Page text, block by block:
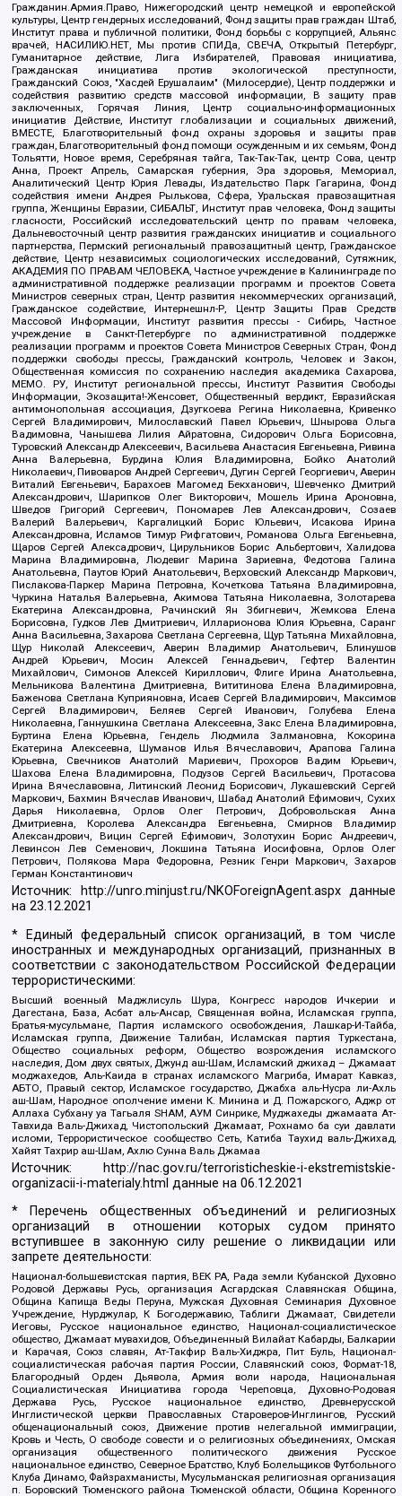
Гражданин.Армия.Право, Нижегородский центр немецкой и европейской
культуры, Центр гендерных исследований, Фонд защиты прав граждан Штаб,
Институт права и публичной политики, Фонд борьбы с коррупцией, Альянс
врачей, НАСИЛИЮ.НЕТ, Мы против СПИДа, СВЕЧА, Открытый Петербург,
Гуманитарное действие, Лига Избирателей, Правовая инициатива,
Гражданская инициатива против экологической преступности,
Гражданский Союз, "Хасдей Ерушалаим" (Милосердие), Центр поддержки и
содействия развитию средств массовой информации, В защиту прав
заключенных, Горячая Линия, Центр социально-информационных
инициатив Действие, Институт глобализации и социальных движений,
ВМЕСТЕ, Благотворительный фонд охраны здоровья и защиты прав
граждан, Благотворительный фонд помощи осужденным и их семьям, Фонд
Тольятти, Новое время, Серебряная тайга, Так-Так-Так, центр Сова, центр
Анна, Проект Апрель, Самарская губерния, Эра здоровья, Мемориал,
Аналитический Центр Юрия Левады, Издательство Парк Гагарина, Фонд
содействия имени Андрея Рылькова, Сфера, Уральская правозащитная
группа, Женщины Евразии, СИБАЛЬТ, Институт прав человека, Фонд защиты
гласности, Российский исследовательский центр по правам человека,
Дальневосточный центр развития гражданских инициатив и социального
партнерства, Пермский региональный правозащитный центр, Гражданское
действие, Центр независимых социологических исследований, Сутяжник,
АКАДЕМИЯ ПО ПРАВАМ ЧЕЛОВЕКА, Частное учреждение в Калининграде по
административной поддержке реализации программ и проектов Совета
Министров северных стран, Центр развития некоммерческих организаций,
Гражданское содействие, Интернешнл-Р, Центр Защиты Прав Средств
Массовой Информации, Институт развития прессы - Сибирь, Частное
учреждение в Санкт-Петербурге по административной поддержке
реализации программ и проектов Совета Министров Северных Стран, Фонд
поддержки свободы прессы, Гражданский контроль, Человек и Закон,
Общественная комиссия по сохранению наследия академика Сахарова,
МЕМО. РУ, Институт региональной прессы, Институт Развития Свободы
Информации, Экозащита!-Женсовет, Общественный вердикт, Евразийская
антимонопольная ассоциация, Дзугкоева Регина Николаевна, Кривенко
Сергей Владимирович, Милославский Павел Юрьевич, Шнырова Ольга
Вадимовна, Чанышева Лилия Айратовна, Сидорович Ольга Борисовна,
Туровский Александр Алексеевич, Васильева Анастасия Евгеньевна, Ривина
Анна Валерьевна, Бурдина Юлия Владимировна, Бойко Анатолий
Николаевич, Пивоваров Андрей Сергеевич, Дугин Сергей Георгиевич, Аверин
Виталий Евгеньевич, Барахоев Магомед Бекханович, Шевченко Дмитрий
Александрович, Шарипков Олег Викторович, Мошель Ирина Ароновна,
Шведов Григорий Сергеевич, Пономарев Лев Александрович, Созаев
Валерий Валерьевич, Каргалицкий Борис Юльевич, Исакова Ирина
Александровна, Исламов Тимур Рифгатович, Романова Ольга Евгеньевна,
Щаров Сергей Алексадрович, Цирульников Борис Альбертович, Халидова
Марина Владимировна, Людевиг Марина Зариевна, Федотова Галина
Анатольевна, Паутов Юрий Анатольевич, Верховский Александр Маркович,
Пислакова-Паркер Марина Петровна, Кочеткова Татьяна Владимировна,
Чуркина Наталья Валерьевна, Акимова Татьяна Николаевна, Золотарева
Екатерина Александровна, Рачинский Ян Збигневич, Жемкова Елена
Борисовна, Гудков Лев Дмитриевич, Илларионова Юлия Юрьевна, Саранг
Анна Васильевна, Захарова Светлана Сергеевна, Щур Татьяна Михайловна,
Щур Николай Алексеевич, Аверин Владимир Анатольевич, Блинушов
Андрей Юрьевич, Мосин Алексей Геннадьевич, Гефтер Валентин
Михайлович, Симонов Алексей Кириллович, Флиге Ирина Анатольевна,
Мельникова Валентина Дмитриевна, Вититинова Елена Владимировна,
Баженова Светлана Куприяновна, Исаев Сергей Владимирович, Максимов
Сергей Владимирович, Беляев Сергей Иванович, Голубева Елена
Николаевна, Ганнушкина Светлана Алексеевна, Закс Елена Владимировна,
Буртина Елена Юрьевна, Гендель Людмила Залмановна, Кокорина
Екатерина Алексеевна, Шуманов Илья Вячеславович, Арапова Галина
Юрьевна, Свечников Анатолий Мариевич, Прохоров Вадим Юрьевич,
Шахова Елена Владимировна, Подузов Сергей Васильевич, Протасова
Ирина Вячеславовна, Литинский Леонид Борисович, Лукашевский Сергей
Маркович, Бахмин Вячеслав Иванович, Шабад Анатолий Ефимович, Сухих
Дарья Николаевна, Орлов Олег Петрович, Добровольская Анна
Дмитриевна, Королева Александра Евгеньевна, Смирнов Владимир
Александрович, Вицин Сергей Ефимович, Золотухин Борис Андреевич,
Левинсон Лев Семенович, Локшина Татьяна Иосифовна, Орлов Олег
Петрович, Полякова Мара Федоровна, Резник Генри Маркович, Захаров
Герман Константинович
Источник: http://unro.minjust.ru/NKOForeignAgent.aspxданные
на23.12.2021
* Единый федеральный список организаций, в том числе
иностранных и международных организаций, признанных в
соответствии с законодательством Российской Федерации
террористическими:
Высший военный Маджлисуль Шура, Конгресс народов Ичкерии и
Дагестана, База, Асбат аль-Ансар, Священная война, Исламская группа,
Братья-мусульмане, Партия исламского освобождения, Лашкар-И-Тайба,
Исламская группа, Движение Талибан, Исламская партия Туркестана,
Общество социальных реформ, Общество возрождения исламского
наследия, Дом двух святых, Джунд аш-Шам, Исламский джихад – Джамаат
моджахедов, Аль-Каида в странах исламского Магриба, Имарат Кавказ,
АБТО, Правый сектор, Исламское государство, Джабха аль-Нусра ли-Ахль
аш-Шам, Народное ополчение имени К. Минина и Д. Пожарского, Аджр от
Аллаха Субхану уа Тагьаля SHAM, АУМ Синрике, Муджахеды джамаата Ат-
Тавхида Валь-Джихад, Чистопольский Джамаат, Рохнамо ба суи давлати
исломи, Террористическое сообщество Сеть, Катиба Таухид валь-Джихад,
Хайят Тахрир аш-Шам, Ахлю Сунна Валь Джамаа
Источник:
http://nac.gov.ru/terroristicheskie-i-ekstremistskie-
organizacii-i-materialy.html данные на06.12.2021
* Перечень общественных объединений и религиозных
организаций в отношении которых судом принято
вступившее в законную силу решение о ликвидации или
запрете деятельности:
Национал-большевистская партия, ВЕК РА, Рада земли Кубанской Духовно
Родовой Державы Русь, организация Асгардская Славянская Община,
Община Капища Веды Перуна, Мужская Духовная Семинария Духовное
Учреждение, Нурджулар, К Богодержавию, Таблиги Джамаат, Свидетели
Иеговы, Русское национальное единство, Национал-социалистическое
общество, Джамаат мувахидов, Объединенный Вилайат Кабарды, Балкарии
и Карачая, Союз славян, Ат-Такфир Валь-Хиджра, Пит Буль, Национал-
социалистическая рабочая партия России, Славянский союз, Формат-18,
Благородный Орден Дьявола, Армия воли народа, Национальная
Социалистическая Инициатива города Череповца, Духовно-Родовая
Держава Русь, Русское национальное единство, Древнерусской
Инглистической церкви Православных Староверов-Инглингов, Русский
общенациональный союз, Движение против нелегальной иммиграции,
Кровь и Честь, О свободе совести и о религиозных объединениях, Омская
организация общественного политического движения Русское
национальное единство, Северное Братство, Клуб Болельщиков Футбольного
Клуба Динамо, Файзрахманисты, Мусульманская религиозная организация
п. Боровский Тюменского района Тюменской области, Община Коренного